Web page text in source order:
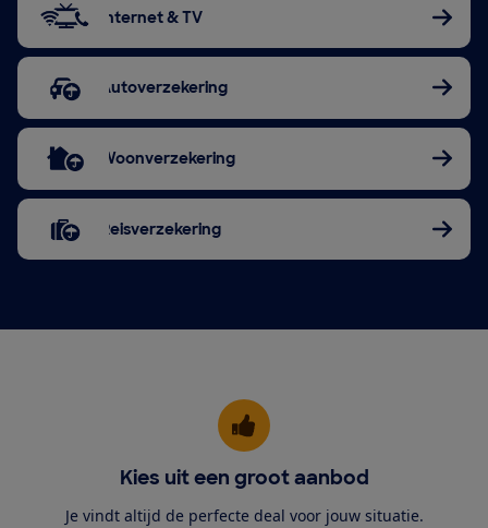
Internet & TV
Autoverzekering
Woonverzekering
Reisverzekering
Kies uit een groot aanbod
Je vindt altijd de perfecte deal voor jouw situatie.